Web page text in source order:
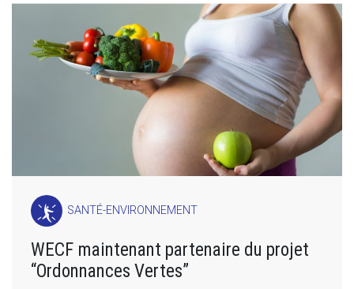
SANTÉ-ENVIRONNEMENT
WECF maintenant partenaire du projet
“Ordonnances Vertes”